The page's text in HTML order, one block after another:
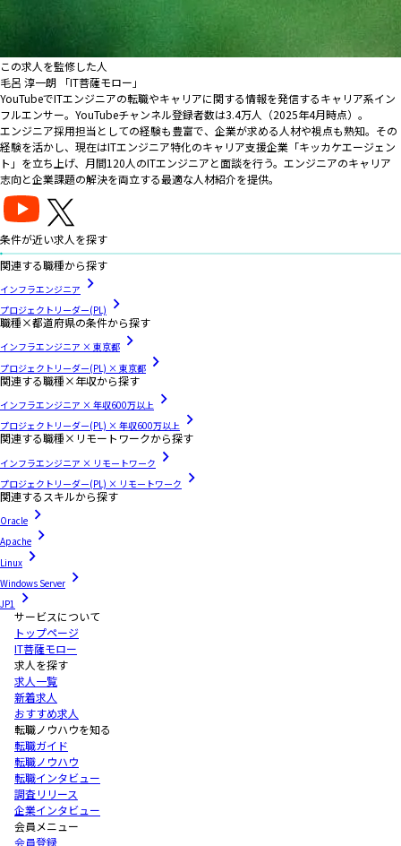
この求人を監修した人
毛呂 淳一朗 「IT菩薩モロー」
YouTubeでITエンジニアの転職やキャリアに関する情報を発信するキャリア系イン
フルエンサー。YouTubeチャンネル登録者数は3.4万人（2025年4月時点）。
エンジニア採用担当としての経験も豊富で、企業が求める人材や視点も熟知。その
経験を活かし、現在はITエンジニア特化のキャリア支援企業「キッカケエージェン
ト」を立ち上げ、月間120人のITエンジニアと面談を行う。エンジニアのキャリア
志向と企業課題の解決を両立する最適な人材紹介を提供。
条件が近い求人を探す
関連する職種から探す
インフラエンジニア
プロジェクトリーダー(PL)
職種×都道府県の条件から探す
インフラエンジニア × 東京都
プロジェクトリーダー(PL) × 東京都
関連する職種×年収から探す
インフラエンジニア × 年収600万以上
プロジェクトリーダー(PL) × 年収600万以上
関連する職種×リモートワークから探す
インフラエンジニア × リモートワーク
プロジェクトリーダー(PL) × リモートワーク
関連するスキルから探す
Oracle
Apache
Linux
Windows Server
JP1
サービスについて
トップページ
IT菩薩モロー
求人を探す
求人一覧
新着求人
おすすめ求人
転職ノウハウを知る
転職ガイド
転職ノウハウ
転職インタビュー
調査リリース
企業インタビュー
会員メニュー
会員登録